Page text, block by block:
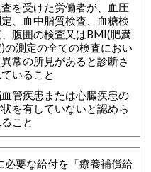
を受けた労働者が、血圧
、血中脂質検査、血糖検
腹囲の検査又はBMI(肥満
)の測定の全ての検査におい
常の所見があると診断さ
いること
管疾患または心臓疾患の
を有していないと認めら
こと
必要な給付を「療養補償給